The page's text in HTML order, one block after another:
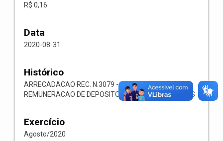
R$ 0,16
Data
2020-08-31
Histórico
ARRECADACAO REC. N.3079 -- 1321.00.1.1.05-
REMUNERACAO DE DEPOSITOS BANCARIOS-OUTROS
Exercício
Agosto/2020